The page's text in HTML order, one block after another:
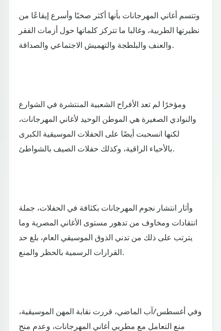
وتتسم أغاني المهرجانات بأنها أكثر صخبًا وأسرع إيقاعًا من
نظيرتها الطربية، وغالبا ما تتركز كلماتها حول أزمات الفقر
والعنف والبلطجة والتهميش الاجتماعي والصداقة.
ومؤخرًا لم تعد الأفراح الشعبية المنتشرة في الشوارع
والنوادي الصغيرة هي الموطن الوحيد لأغاني المهرجانات،
لكنها انسحبت أيضًا على الحفلات الموسيقية الكبرى
بالأحياء الراقية، وكذلك حفلات الصيف بالشواطئ.
وأثار انتشار نجوم المهرجانات بكثافة في الحفلات، جملة
انتقادات ومخاوف من تدهور مستوى الأغاني المصرية وما
يترتب على ذلك من تدني الذوق الموسيقي العام، بلغ حد
القرارات الرسمية بالحظر والمنع.
وفي أغسطس/آب الماضي، قررت نقابة المهن الموسيقية،
منع التعامل مع مطربي أغاني المهرجانات، وعدم منح